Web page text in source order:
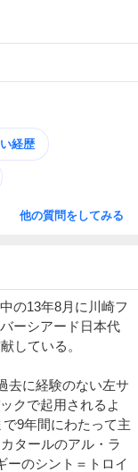
経歴
他の質問をしてみる
の13年8月に川崎フ
ーシアード日本代
している。
去に経験のない左サ
クで起用されるよ
9年間にわたって主
タールのアル・ラ
ーのシント＝トロイ